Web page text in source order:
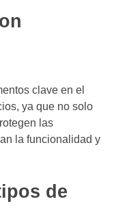
clave en el
ya que no solo
las
la funcionalidad y
de